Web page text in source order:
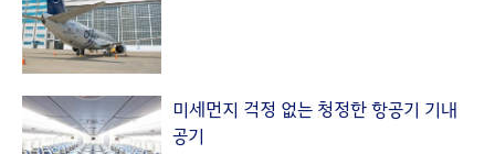
미세먼지 걱정 없는 청정한 항공기 기내
공기